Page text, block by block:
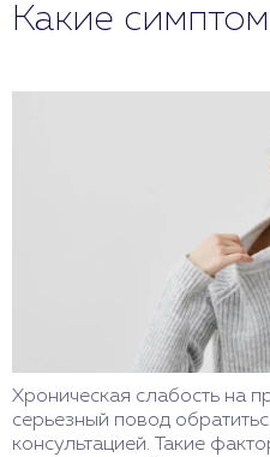
Какие
Хроническая слабость на
серьезный повод
консультацией. Такие